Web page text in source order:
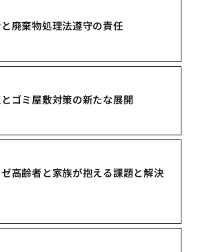
廃棄物処理法遵守の責任
ゴミ屋敷対策の新たな展開
高齢者と家族が抱える課題と解決